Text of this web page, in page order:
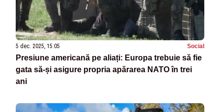
5 dec. 2025, 15:05 Social
Presiune americană pe aliați: Europa trebuie să fie
gata să-și asigure propria apărarea NATO în trei
ani